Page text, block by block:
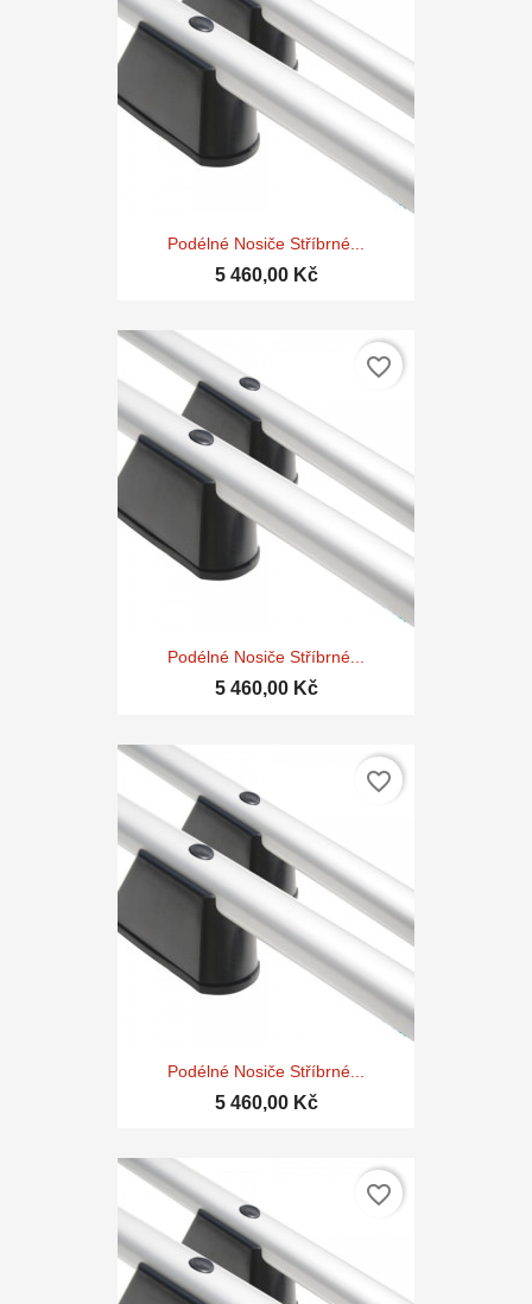
Podélné Nosiče Stříbrné...
5 460,00 Kč
Podélné Nosiče Stříbrné...
5 460,00 Kč
favorite_border
Podélné Nosiče Stříbrné...
5 460,00 Kč
favorite_border
favorite_border